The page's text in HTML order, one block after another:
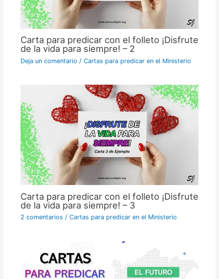
Carta para predicar con el folleto ¡Disfrute
de la vida para siempre! – 2
Deja un comentario / Cartas para predicar en el Ministerio
Carta para predicar con el folleto ¡Disfrute
de la vida para siempre! – 3
2 comentarios / Cartas para predicar en el Ministerio